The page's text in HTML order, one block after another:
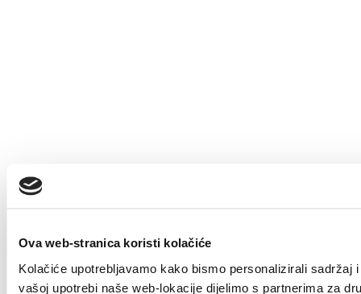
Ova web-stranica koristi kolačiće
Kolačiće upotrebljavamo kako bismo personalizirali
vašoj upotrebi naše web-lokacije dijelimo s partnerima za